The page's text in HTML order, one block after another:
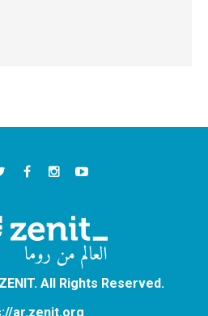
All Rights Reserved.
ar.zenit.org